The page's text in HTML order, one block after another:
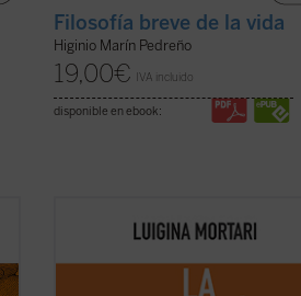
Filosofía breve de la vida
Higinio Marín Pedreño
19,00€ IVA incluido
disponible en ebook:
Cuando las actividades esenciales del
alimenta la vida, las que reparan
situaciones difíciles, las que construyen